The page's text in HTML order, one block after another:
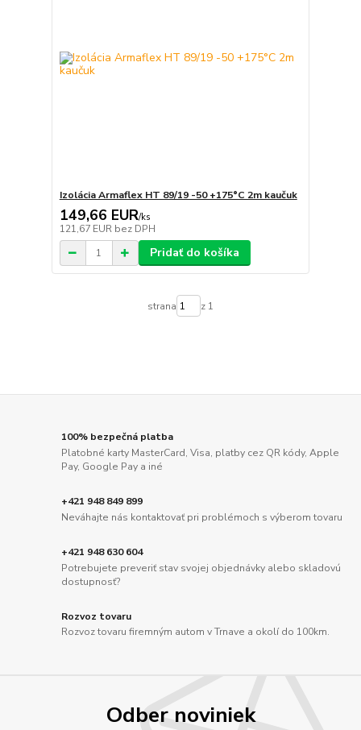
Izolácia Armaflex HT 89/19 -50 +175°C 2m kaučuk
149,66 EUR/ks
121,67 EUR bez DPH
Pridať do košíka
strana z 1
100% bezpečná platba
Platobné karty MasterCard, Visa, platby cez QR kódy, Apple
Pay, Google Pay a iné
+421 948 849 899
Neváhajte nás kontaktovať pri problémoch s výberom tovaru
+421 948 630 604
Potrebujete preveriť stav svojej objednávky alebo skladovú
dostupnosť?
Rozvoz tovaru
Rozvoz tovaru firemným autom v Trnave a okolí do 100km.
Odber noviniek